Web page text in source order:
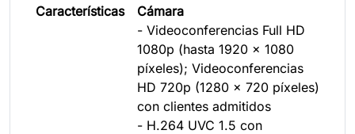
Características
Cámara
- Videoconferencias Full HD
1080p (hasta 1920 x 1080
píxeles); Videoconferencias
HD 720p (1280 x 720 píxeles)
con clientes admitidos
- H.264 UVC 1.5 con